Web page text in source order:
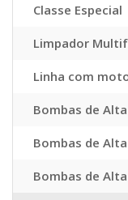
Classe Especial
Limpador
Linha com
Bombas de
Bombas de
Bombas de